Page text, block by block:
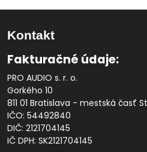
Kontakt
Fakturačné údaje:
PRO AUDIO s. r. o.
Gorkého 10
811 01 Bratislava - mestská časť
IČO: 54492840
DIČ: 2121704145
IČ DPH: SK2121704145